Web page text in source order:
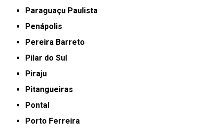
Paraguaçu Paulista
Penápolis
Pereira Barreto
Pilar do Sul
Piraju
Pitangueiras
Pontal
Porto Ferreira